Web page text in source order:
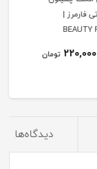
بیوتی فارمرز | BEAUTY
150,000 تومان
دیدگاه‌ها